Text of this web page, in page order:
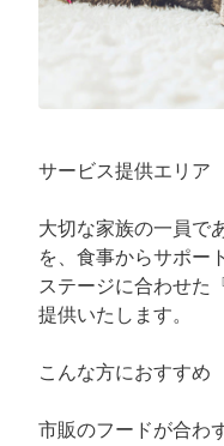
Previous
サービス提供エリ
大切な家族の一員で
を、食事からサポー
ステージに合わせた
提供いたします。
こんな方におすすめ
市販のフードが合わ